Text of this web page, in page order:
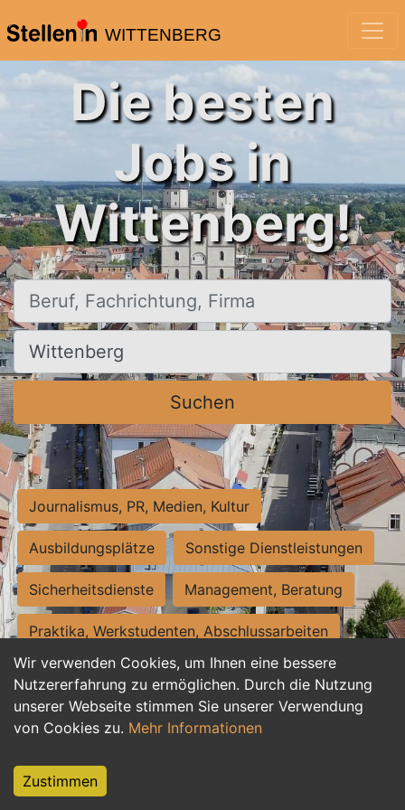
WITTENBERG
Wir verwenden Cookies, um Ihnen eine bessere
Nutzererfahrung zu ermöglichen. Durch die Nutzung
unserer Webseite stimmen Sie unserer Verwendung
von Cookies zu. Mehr Informationen
Zustimmen
Die besten
Jobs in
Wittenberg!
Beruf, Fachrichtung, Firma
Ort, Stadt
Suchen
Journalismus, PR, Medien, Kultur
Ausbildungsplätze Sonstige Dienstleistungen
Sicherheitsdienste Management, Beratung
Praktika, Werkstudenten, Abschlussarbeiten
Personalwesen Assistenz, Sekretariat
Hilfskräfte, Aushilfs- und Nebenjobs
Weiterbildung, Studium, duale Ausbildung